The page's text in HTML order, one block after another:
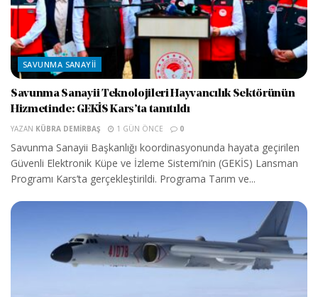
SAVUNMA SANAYII
Savunma Sanayii Teknolojileri Hayvancılık Sektörünün
Hizmetinde: GEKİS Kars’ta tanıtıldı
YAZAN KÜBRA DEMIRBAŞ 1 GÜN ÖNCE 0
Savunma Sanayii Başkanlığı koordinasyonunda hayata geçirilen
Güvenli Elektronik Küpe ve İzleme Sistemi’nin (GEKİS) Lansman
Programı Kars’ta gerçekleştirildi. Programa Tarım ve...